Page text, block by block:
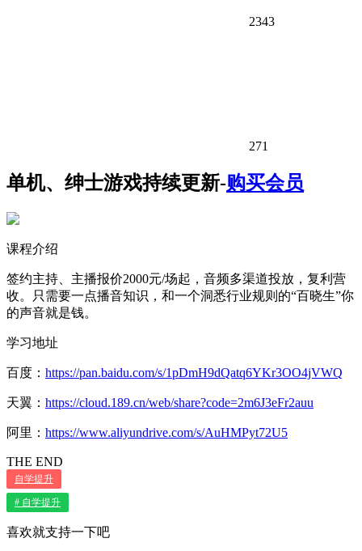
2343
271
单机、绅士游戏持续更新-购买会员
课程介绍
签约主持、主播报价2000元/场起，音频多渠道投放，复利营
收。只需要一点播音知识，和一个洞悉行业规则的“百晓生”你
的声音就是钱。
学习地址
百度： https://pan.baidu.com/s/1pDmH9dQatq6YKr3OO4jVWQ
天翼： https://cloud.189.cn/web/share?code=2m6J3eFr2auu
阿里： https://www.aliyundrive.com/s/AuHMPyt72U5
THE END
自学提升
# 自学提升
喜欢就支持一下吧